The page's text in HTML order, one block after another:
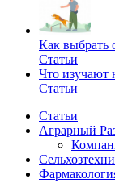
Как выбрать
Статьи
Что изучают
Статьи
Статьи
Аграрный